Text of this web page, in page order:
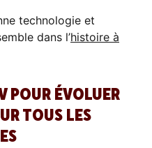
technologie et
dans l’histoire à
POUR ÉVOLUER
TOUS LES